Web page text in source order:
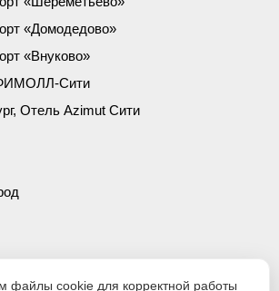
«Домодедово»
«Внуково»
Сити
Отель Azimut Сити
файлы cookie для корректной работы